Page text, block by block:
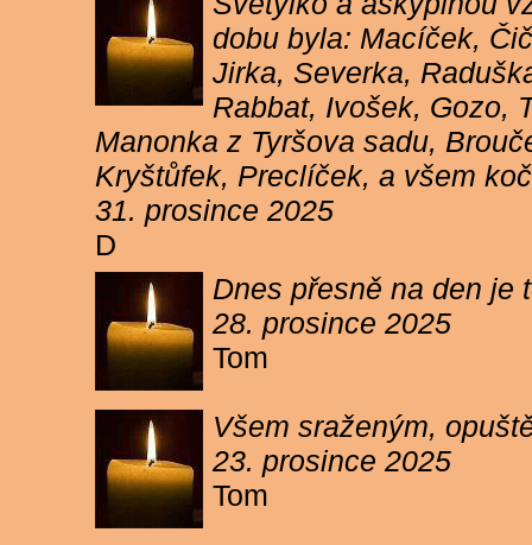
dobu byla: Macíček,
Jirka, Severka,
Rabbat, Ivošek, Gozo,
Manonka z Tyršova sadu,
Kryštůfek, Preclíček, a všem
31. prosince 2025
D
Dnes přesně na den je
28. prosince 2025
Tom
Všem sraženým,
23. prosince 2025
Tom